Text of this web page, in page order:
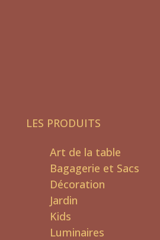
LES PRODUITS
Art de la table
Bagagerie et Sacs
Décoration
Jardin
Kids
Luminaires